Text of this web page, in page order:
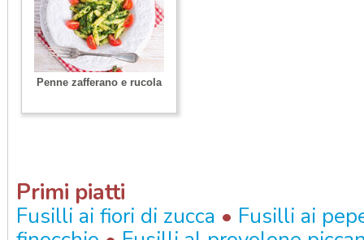
Penne zafferano e rucola
Primi piatti
Fusilli ai fiori di zucca • Fusilli ai